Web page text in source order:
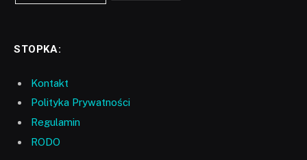
STOPKA:
Kontakt
Polityka Prywatności
Regulamin
RODO